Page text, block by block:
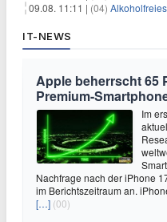
09.08. 11:11 | (04) Alkoholfreies
IT-NEWS
Apple beherrscht 65
Premium-
Im
Nachfrage nach der iPhone
im Berichtszeitraum an.
[…] (00)